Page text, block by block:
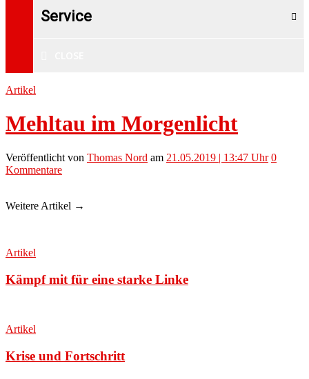
Service
Artikel
Mehltau im Morgenlicht
Veröffentlicht von Thomas Nord am 21.05.2019 | 13:47 Uhr 0
Kommentare
Weitere Artikel →
Artikel
Kämpf mit für eine starke Linke
Artikel
Krise und Fortschritt